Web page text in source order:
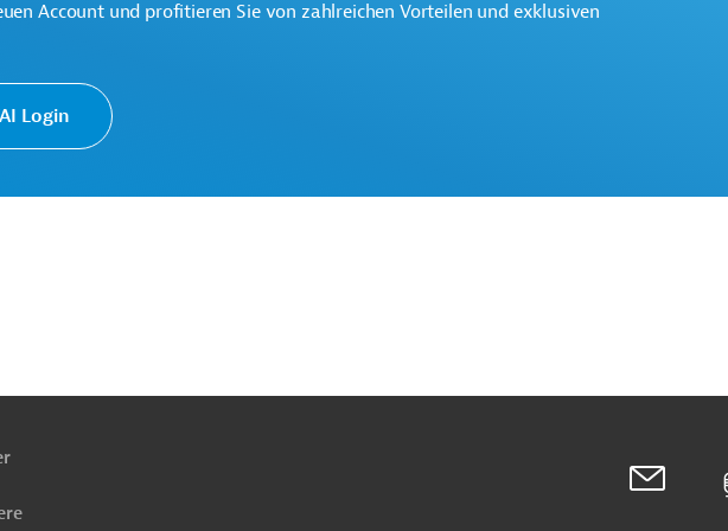
Account und profitieren Sie von zahlreichen Vorteilen und exklusiven
Login